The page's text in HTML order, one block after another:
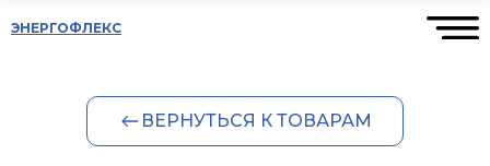
ЭНЕРГОФЛЕКС
ВЕРНУТЬСЯ К ТОВАРАМ